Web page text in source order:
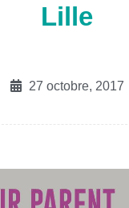
Lille
27 octobre, 2017